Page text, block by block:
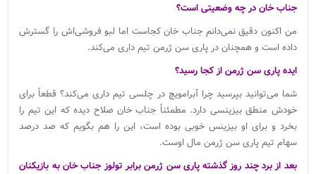
جناب خان در چه وضعیتی است؟
من اکنون دقیق نمی‌دانم جناب خان کجاست اما لبو فروشی‌اش را گسترش
داده است و همچنان در پاری سن ژرمن تیم داری می‌کند.
ایده پاری سن ژرمن از کجا رسید؟
شما می‌توانید بپرسید چرا آبرامویچ در چلسی تیم داری می‌کند؟ قطعاً برای
خودش منطق بیزینسی دارد. مطمئناً جناب خان صلاح دیده که این تیم را
بخرد و برای او بیزینس خوبی بوده است، این را هم بگویم که صد درصد
سهام تیم پاری سن ژرمن مال اوست.
بعد از برد چند روز گذشته پاری سن ژرمن برابر تولوز جناب خان به بازیکنان